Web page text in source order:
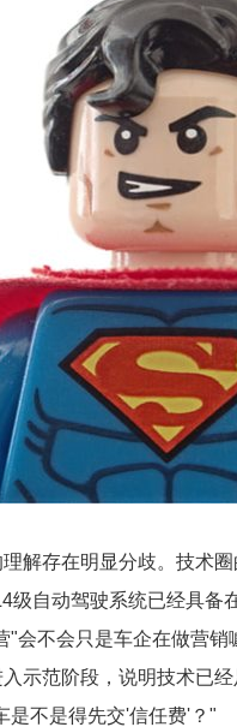
解存在明显分歧。技术
自动驾驶系统已经具备
会不会只是车企在做营销
示范阶段，说明技术已
是不是得先交'信任费'？"